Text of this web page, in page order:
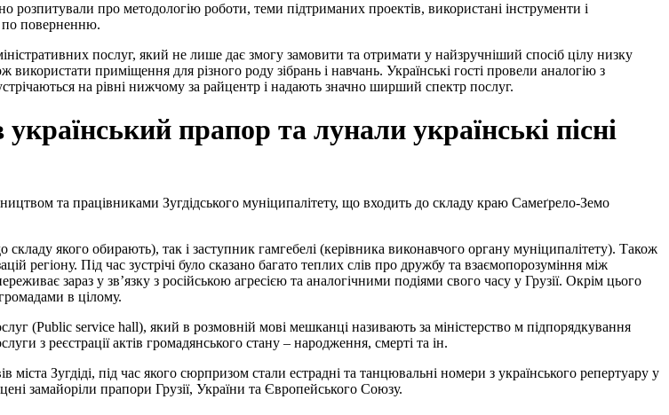
розпитували про методологію роботи, теми підтриманих проектів, використані інструменти і
по поверненню.
послуг, який не лише дає змогу замовити та отримати у найзручніший спосіб цілу низку
приміщення для різного роду зібрань і навчань. Українські гості провели аналогію з
на рівні нижчому за райцентр і надають значно ширший спектр послуг.
прапор та лунали українські пісні
та працівниками Зугдідського муніципалітету, що входить до складу краю Самеґрело-Земо
складу якого обирають), так і заступник гамгебелі (керівника виконавчого органу муніципалітету). Також
регіону. Під час зустрічі було сказано багато теплих слів про дружбу та взаємопорозуміння між
зараз у зв’язку з російською агресією та аналогічними подіями свого часу у Грузії. Окрім цього
в цілому.
(Public service hall), який в розмовній мові мешканці називають за міністерство м підпорядкування
з реєстрації актів громадянського стану – народження, смерті та ін.
Зугдіді, під час якого сюрпризом стали естрадні та танцювальні номери з українського репертуару у
замайоріли прапори Грузії, України та Європейського Союзу.